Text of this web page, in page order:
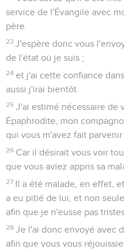
service de l'Évangile avec
père.
23 J'espère donc vous
de l'état où je suis ;
24 et j'ai cette confiance
aussi j'irai bientôt.
25 J'ai estimé nécessaire de
Épaphrodite, mon
qui vous m'avez fait
26 Car il désirait vous voir
que vous aviez appris sa
27 Il a été malade, en effet,
a eu pitié de lui, et non
afin que je n'eusse pas
28 Je l'ai donc envoyé avec
afin que vous vous